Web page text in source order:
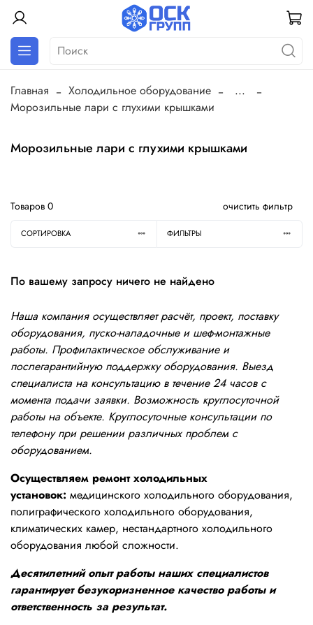
Главная Холодильное оборудование
...
Морозильные лари с глухими крышками
Морозильные лари с глухими крышками
Товаров 0 очистить фильтр
СОРТИРОВКА ФИЛЬТРЫ
По вашему запросу ничего не найдено
Наша компания осуществляет расчёт, проект, поставку
оборудования, пуско-наладочные и шеф-монтажные
работы. Профилактическое обслуживание и
послегарантийную поддержку оборудования. Выезд
специалиста на консультацию в течение 24 часов с
момента подачи заявки. Возможность круглосуточной
работы на объекте. Круглосуточные консультации по
телефону при решении различных проблем с
оборудованием.
Осуществляем ремонт холодильных
установок: медицинского холодильного оборудования,
полиграфического холодильного оборудования,
климатических камер, нестандартного холодильного
оборудования любой сложности.
Десятилетний опыт работы наших специалистов
гарантирует безукоризненное качество работы и
ответственность за результат.